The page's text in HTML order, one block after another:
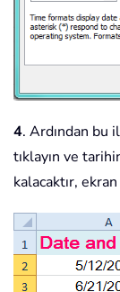
4. Ardından bu
tıklayın ve
kalacaktır,